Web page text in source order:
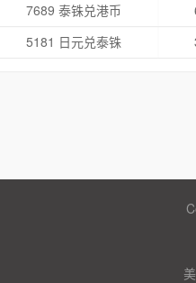
7689 泰铢兑港币
5181 日元兑泰铢